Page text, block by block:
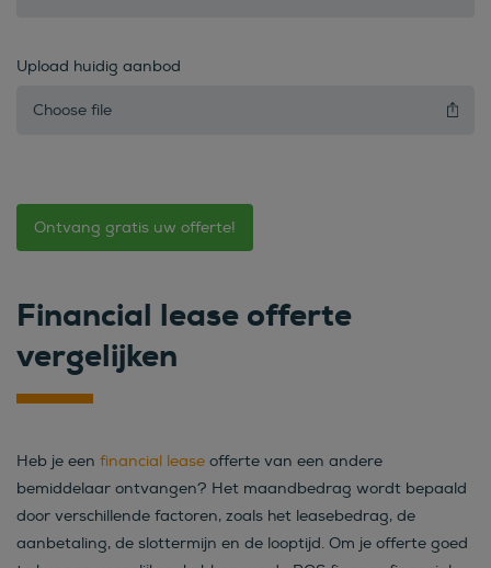
Upload huidig aanbod
Choose file
Ontvang gratis uw offerte!
Financial lease offerte
vergelijken
Heb je een financial lease offerte van een andere
bemiddelaar ontvangen? Het maandbedrag wordt bepaald
door verschillende factoren, zoals het leasebedrag, de
aanbetaling, de slottermijn en de looptijd. Om je offerte goed